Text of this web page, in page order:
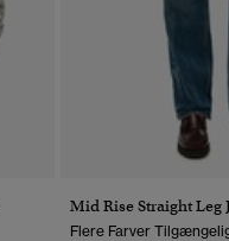
Mid Rise Straight Leg
Flere Farver